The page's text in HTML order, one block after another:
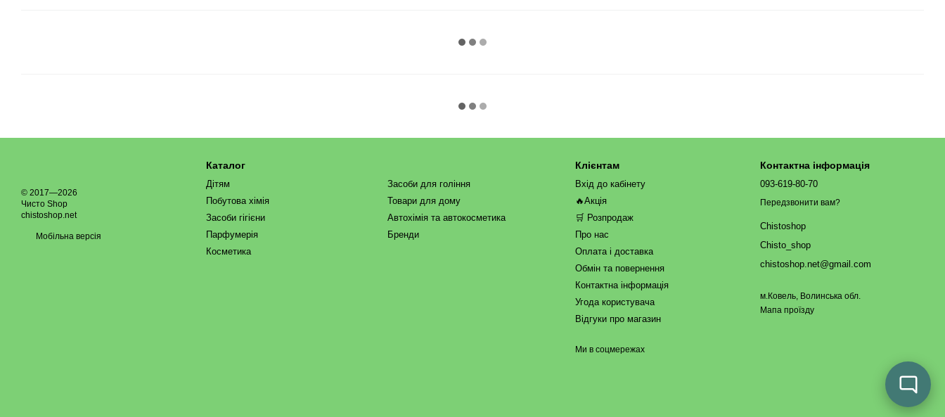
© 2017—2026
Чисто Shop
chistoshop.net
Мобільна версія
Каталог
Дітям
Побутова хімія
Засоби гігієни
Парфумерія
Косметика
Засоби для гоління
Товари для дому
Автохімія та автокосметика
Бренди
Клієнтам
Вхід до кабінету
🔥Акція
🛒 Розпродаж
Про нас
Оплата і доставка
Обмін та повернення
Контактна інформація
Угода користувача
Відгуки про магазин
Ми в соцмережах
Контактна інформація
093-619-80-70
Передзвонити вам?
Chistoshop
Chisto_shop
chistoshop.net@gmail.com
м.Ковель, Волинська обл.
Мапа проїзду